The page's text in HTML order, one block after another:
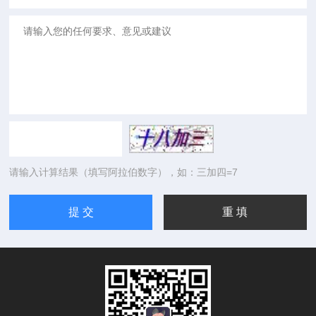
请输入计算结果（填写阿拉伯数字），如：三加四=7